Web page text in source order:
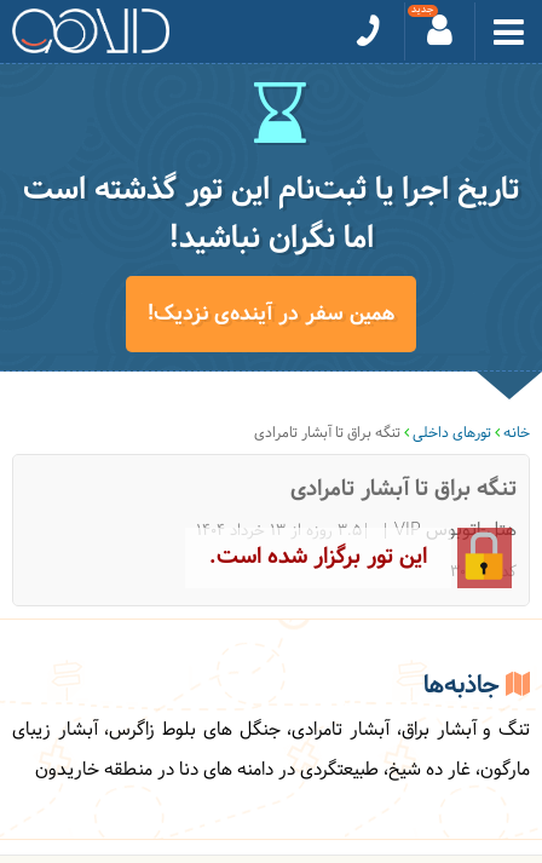
تاریخ اجرا یا ثبت‌نام این تور گذشته است
اما نگران نباشید!
همین سفر در آینده‌ی نزدیک!
خانه تورهای داخلی تنگه براق تا آبشار تامرادی
تنگه براق تا آبشار تامرادی
هتل-اتوبوس VIP
|3.5 روزه از 13 خرداد 1404
کد: 30750
این تور برگزار شده است.
جاذبه‌ها
تنگ و آبشار براق، آبشار تامرادی، جنگل های بلوط زاگرس، آبشار زیبای
مارگون، غار ده شیخ، طبیعتگردی در دامنه های دنا در منطقه خاریدون